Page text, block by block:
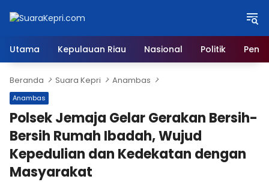
Utama
Kepulauan Riau Nasional Politik
Beranda Suara Kepri Anambas
Anambas
Polsek Jemaja Gelar Gerakan Bersih-
Bersih Rumah Ibadah, Wujud
Kepedulian dan Kedekatan dengan
Masyarakat